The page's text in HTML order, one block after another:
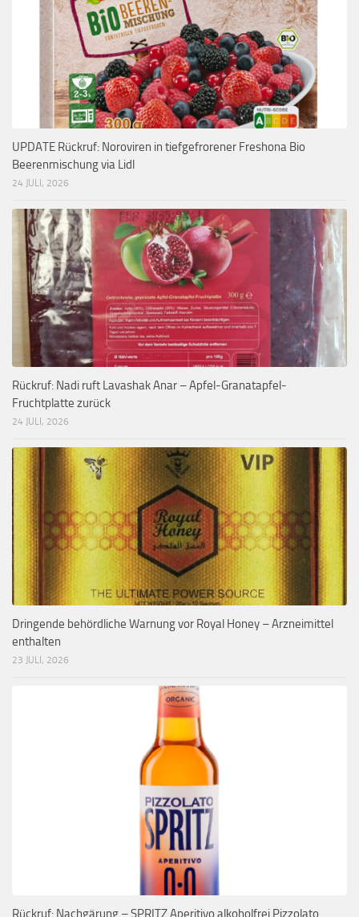
UPDATE Rückruf: Noroviren in tiefgefrorener Freshona Bio
Beerenmischung via Lidl
24 JULI, 2026
Rückruf: Nadi ruft Lavashak Anar – Apfel-Granatapfel-
Fruchtplatte zurück
24 JULI, 2026
Dringende behördliche Warnung vor Royal Honey – Arzneimittel
enthalten
23 JULI, 2026
Rückruf: Nachgärung – SPRITZ Aperitivo alkoholfrei Pizzolato